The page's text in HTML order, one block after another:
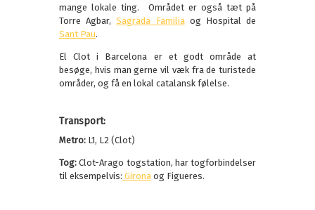
mange lokale ting. Området er også tæt på
Torre Agbar,Sagrada Familiaog Hospital de
Sant Pau.
El Clot i Barcelona er et godt område at
besøge, hvis man gerne vil væk fra de turistede
områder, og få en lokal catalansk følelse.
Transport:
Metro: L1, L2 (Clot)
Tog: Clot-Arago togstation, har togforbindelser
til eksempelvis: Girona og Figueres.